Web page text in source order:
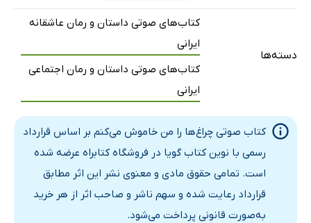
7 دقیقه
بخش هفده
8 دقیقه بخش هجده
7 دقیقه بخش نوزده
بخش بیست
دسته‌ها
کتاب‌های صوتی داستان و رمان عاشقانه
ایرانی
کتاب‌های صوتی داستان و رمان اجتماعی
ایرانی
کتاب صوتی چراغ‌ها را من خاموش می‌کنم بر اساس قرارداد
رسمی با نوین کتاب گویا در فروشگاه کتابراه عرضه شده
است. تمامی حقوق مادی و معنوی نشر این اثر مطابق
قرارداد رعایت شده و سهم ناشر و صاحب اثر از هر خرید
به‌صورت قانونی پرداخت می‌شود.